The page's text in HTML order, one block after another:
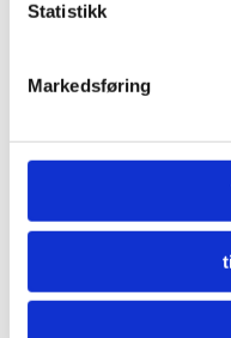
Statistikk
Markedsføring
Nå må offentlige